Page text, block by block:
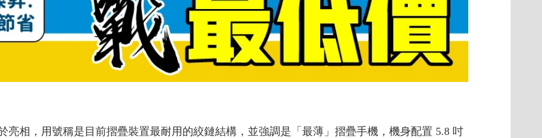
相，用號稱是目前摺疊裝置最耐用的絞鏈結構，並強調是「最薄」摺疊手機，機身配置 5.8 吋